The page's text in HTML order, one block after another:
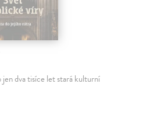
dva tisíce let stará kulturní